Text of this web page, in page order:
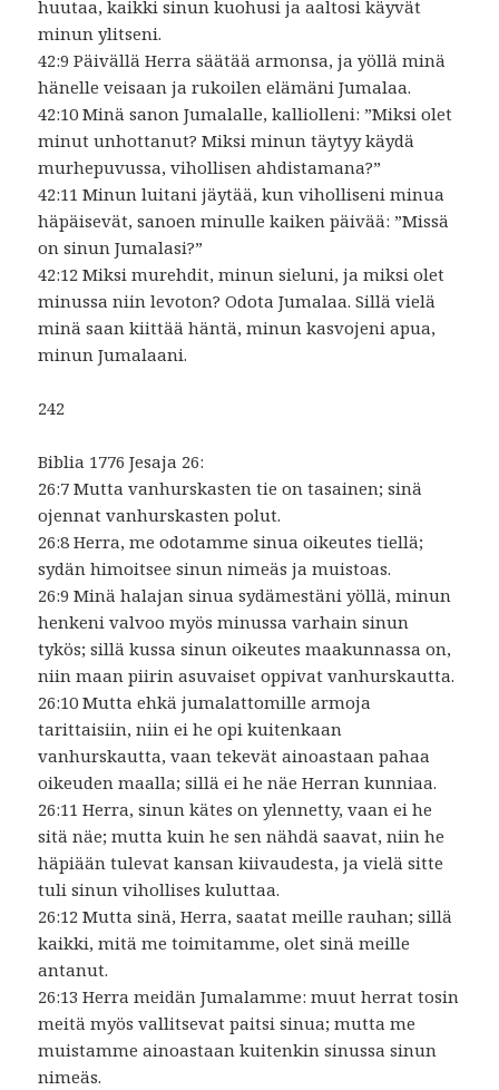
huutaa, kaikki sinun kuohusi ja aaltosi käyvät
minun ylitseni.
42:9 Päivällä Herra säätää armonsa, ja yöllä minä
hänelle veisaan ja rukoilen elämäni Jumalaa.
42:10 Minä sanon Jumalalle, kalliolleni: ”Miksi olet
minut unhottanut? Miksi minun täytyy käydä
murhepuvussa, vihollisen ahdistamana?”
42:11 Minun luitani jäytää, kun viholliseni minua
häpäisevät, sanoen minulle kaiken päivää: ”Missä
on sinun Jumalasi?”
42:12 Miksi murehdit, minun sieluni, ja miksi olet
minussa niin levoton? Odota Jumalaa. Sillä vielä
minä saan kiittää häntä, minun kasvojeni apua,
minun Jumalaani.
242
Biblia 1776 Jesaja 26:
26:7 Mutta vanhurskasten tie on tasainen; sinä
ojennat vanhurskasten polut.
26:8 Herra, me odotamme sinua oikeutes tiellä;
sydän himoitsee sinun nimeäs ja muistoas.
26:9 Minä halajan sinua sydämestäni yöllä, minun
henkeni valvoo myös minussa varhain sinun
tykös; sillä kussa sinun oikeutes maakunnassa on,
niin maan piirin asuvaiset oppivat vanhurskautta.
26:10 Mutta ehkä jumalattomille armoja
tarittaisiin, niin ei he opi kuitenkaan
vanhurskautta, vaan tekevät ainoastaan pahaa
oikeuden maalla; sillä ei he näe Herran kunniaa.
26:11 Herra, sinun kätes on ylennetty, vaan ei he
sitä näe; mutta kuin he sen nähdä saavat, niin he
häpiään tulevat kansan kiivaudesta, ja vielä sitte
tuli sinun vihollises kuluttaa.
26:12 Mutta sinä, Herra, saatat meille rauhan; sillä
kaikki, mitä me toimitamme, olet sinä meille
antanut.
26:13 Herra meidän Jumalamme: muut herrat tosin
meitä myös vallitsevat paitsi sinua; mutta me
muistamme ainoastaan kuitenkin sinussa sinun
nimeäs.